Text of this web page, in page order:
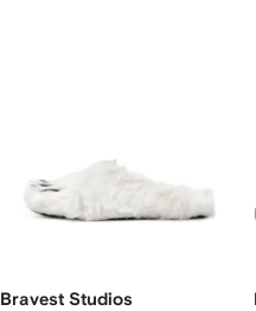
Bravest Studios